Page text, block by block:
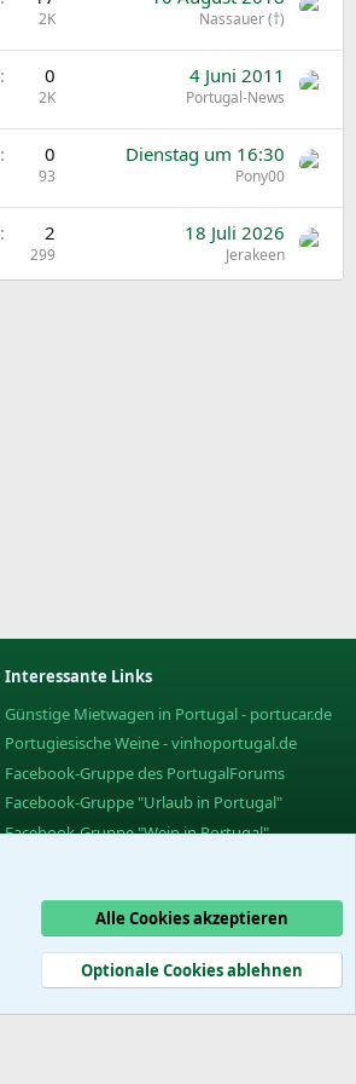
2K Nassauer (†)
0
2K
4 Juni 2011
Portugal-News
0
93
Dienstag um 16:30
Pony00
2
299
18 Juli 2026
Jerakeen
Interessante Links
Günstige Mietwagen in Portugal - portucar.de
Portugiesische Weine - vinhoportugal.de
Facebook-Gruppe des PortugalForums
Facebook-Gruppe "Urlaub in Portugal"
Facebook-Gruppe "Wein in Portugal"
Alle Cookies akzeptieren
Optionale Cookies ablehnen